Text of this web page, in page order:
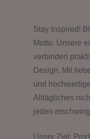
Stay Inspired!
Motto. Unsere
verbinden
Design. Mit
und
Alltägliches
jeden
Unser Ziel: